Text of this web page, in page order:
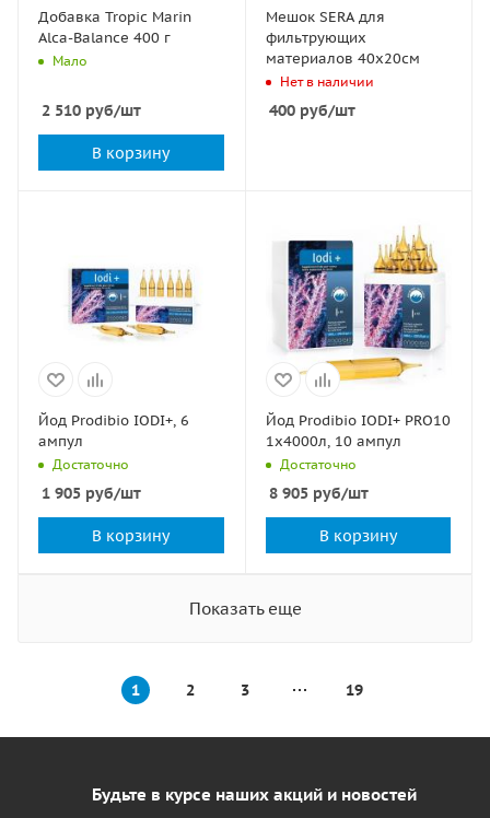
Добавка Tropic Marin
Alca-Balance 400 г
Мало
2 510 руб/шт
В корзину
Мешок SERA для
фильтрующих
материалов 40х20см
Нет в наличии
400руб/шт
Йод Prodibio IODI+, 6
ампул
Достаточно
1 905 руб/шт
В корзину
Йод Prodibio IODI+ PRO10
1x4000л, 10 ампул
Достаточно
8 905руб/шт
В корзину
Показать еще
1 2 3 19
Будьте в курсе наших акций и новостей